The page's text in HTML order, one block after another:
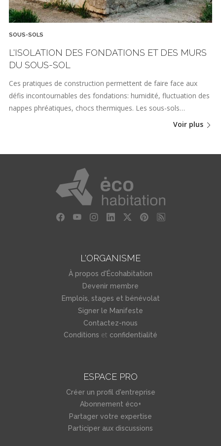
SOUS-SOLS
L'ISOLATION DES FONDATIONS ET DES MURS
DU SOUS-SOL
Ces pratiques de construction permettent de faire face aux
défis incontournables des fondations: humidité, fluctuation des
nappes phréatiques, chocs thermiques. Les sous-sols…
Voir plus
L'ORGANISME
À propos d'Écohabitation
Devenir membre
Emplois, stages et bénévolat
Signer le Manifeste
Contactez-nous
Conditions et confidentialité
ESPACE PRO
Créer un profil d'entreprise
Abonnement éco+
Partager votre expertise
Participer aux discussions